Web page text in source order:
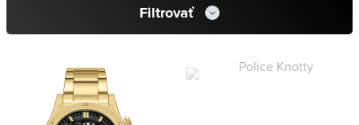
Filtrovať